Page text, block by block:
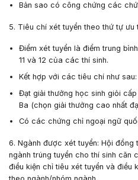
Bản sao có công chứng các
5. Tiêu chí xét tuyển theo thứ tự ưu
Điểm xét tuyển là điểm trung
11 và 12 của các thí sinh.
Kết hợp với các tiêu chí như sau:
Đạt giải thưởng học sinh giỏi
Ba (chọn giải thưởng cao nhất
Có các chứng chỉ ngoại ngữ
6. Ngành được xét tuyển: Hội đồng
ngành trúng tuyển cho thí sinh căn
điều kiện chỉ tiêu xét tuyển và điều